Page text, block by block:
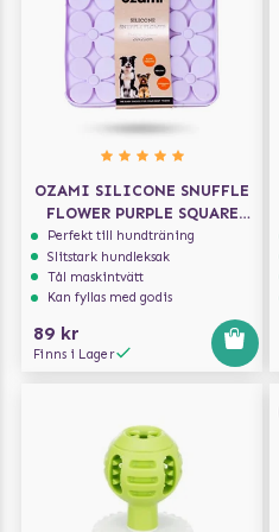
OZAMI SILICONE SNUFFLE
FLOWER PURPLE SQUARE
20X20 CM
Perfekt till hundträning
Slitstark hundleksak
Tål maskintvätt
Kan fyllas med godis
89 kr
Finns i Lager